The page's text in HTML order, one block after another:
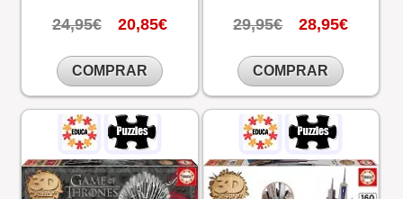
24,95€ 20,85€
COMPRAR
29,95€ 28,95€
COMPRAR